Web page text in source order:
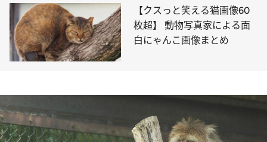
【クスっと笑える猫画像60
枚超】 動物写真家による面
白にゃんこ画像まとめ